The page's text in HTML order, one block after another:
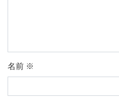
名前 ※